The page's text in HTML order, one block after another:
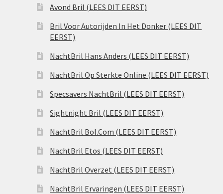
Avond Bril (LEES DIT EERST)
Bril Voor Autorijden In Het Donker (LEES DIT
EERST)
NachtBril Hans Anders (LEES DIT EERST)
NachtBril Op Sterkte Online (LEES DIT EERST)
Specsavers NachtBril (LEES DIT EERST)
Sightnight Bril (LEES DIT EERST)
NachtBril Bol.Com (LEES DIT EERST)
NachtBril Etos (LEES DIT EERST)
NachtBril Overzet (LEES DIT EERST)
NachtBril Ervaringen (LEES DIT EERST)